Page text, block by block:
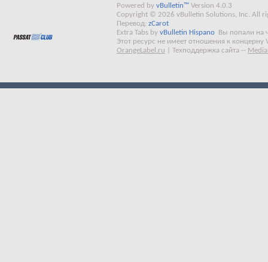
Powered by vBulletin™ Version 4.0.3
Copyright © 2026 vBulletin Solutions, Inc. All
Перевод: zCarot
Extra Tabs by vBulletin Hispano
Вы попали на
Этот ресурс не имеет отношения к концерну
OrangeLabel.ru
Техподдержка сайта --